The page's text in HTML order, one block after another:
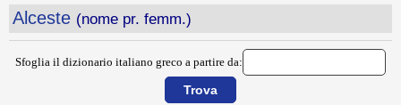
Alceste (nome pr. femm.)
Sfoglia il dizionario italiano greco a partire da: